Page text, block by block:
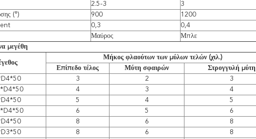
2.5-3
3
(°)
900
1200
0,3
0,4
Μαύρος
Μπλε
μεγέθη
Μήκος φλαούτων των μύλων τελών (χιλ.)
Επίπεδο τέλος
Μύτη σφαιρών
Στρογγυλή μύτη
3 2
3
4 3
4
5 4
5
6 5
6
8 6
8
8 6
8